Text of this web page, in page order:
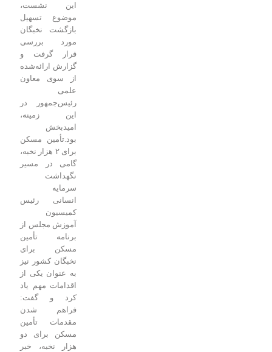
این نشست،
موضوع تسهیل
بازگشت نخبگان
مورد بررسی
قرار گرفت و
گزارش ارائه‌شده
از سوی معاون
رئیس‌جمهور در
این زمینه،
تأمین مسکن
برای ۲ هزار نخبه،
گامی در مسیر
رئیس
آموزش مجلس از
برنامه تأمین
مسکن برای
نخبگان کشور نیز
به عنوان یکی از
اقدامات مهم یاد
کرد و گفت:
فراهم شدن
مقدمات تأمین
مسکن برای دو
هزار نخبه، خبر